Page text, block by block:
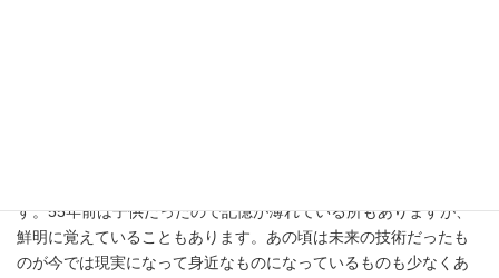
す。55年前は子供だったので記憶が薄れている所もありますが、
鮮明に覚えていることもあります。あの頃は未来の技術だったも
のが今では現実になって身近なものになっているものも少なくあ